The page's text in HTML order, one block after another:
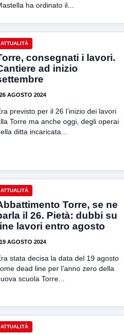
ha ordinato il...
ATTUALITÀ
consegnati i lavori.
ad inizio
26 AGOSTO 2024
previsto per il 26 l’inizio dei lavori
Torre ma anche oggi, degli operai
ditta incaricata...
ATTUALITÀ
Torre, se ne
il 26. Pietà: dubbi su
lavori entro agosto
19 AGOSTO 2024
stata decisa la data del 19 agosto
dead line per l’anno zero della
scuola Torre...
ATTUALITÀ